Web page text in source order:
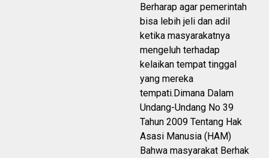
Berharap agar pemerintah
bisa lebih jeli dan adil
ketika masyarakatnya
mengeluh terhadap
kelaikan tempat tinggal
yang mereka
tempati.Dimana Dalam
Undang-Undang No 39
Tahun 2009 Tentang Hak
Asasi Manusia (HAM)
Bahwa masyarakat Berhak